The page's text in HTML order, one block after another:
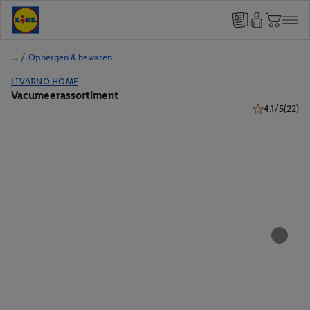
/ Opbergen & bewaren
LIVARNO HOME
Vacumeerassortiment
4.1/5(22)